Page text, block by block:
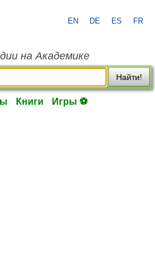
EN DE ES FR
на Академике
Найти!
Книги Игры ⚽